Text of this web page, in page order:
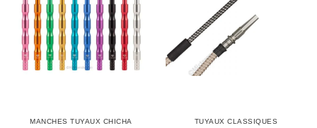
MANCHES TUYAUX CHICHA TUYAUX CLASSIQUES